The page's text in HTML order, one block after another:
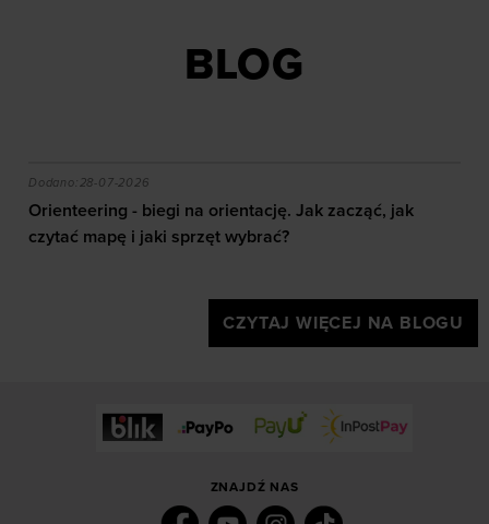
BLOG
efekty daje trening?
Orienteering - biegi na orientację. Jak zacząć, jak
Dodano:28-07-2026
Orienteering - biegi na orientację. Jak zacząć, jak
czytać mapę i jaki sprzęt wybrać?
CZYTAJ WIĘCEJ NA BLOGU
ZNAJDŹ NAS